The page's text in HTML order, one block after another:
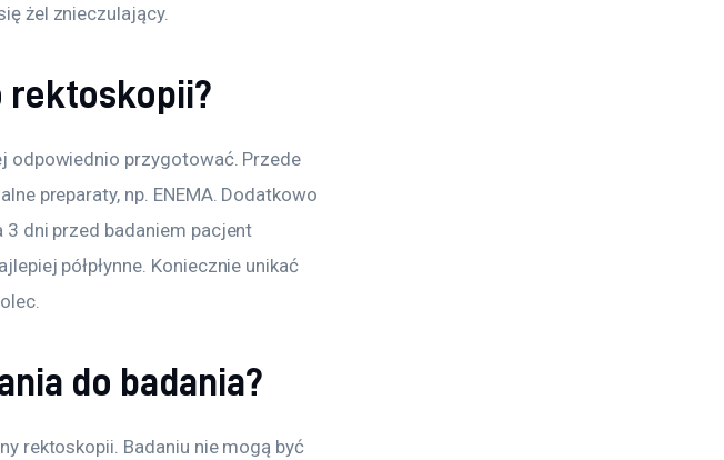
żel znieczulający.
rektoskopii?
odpowiednio przygotować. Przede
preparaty, np. ENEMA. Dodatkowo
dni przed badaniem pacjent
półpłynne. Koniecznie unikać
do badania?
rektoskopii. Badaniu nie mogą być